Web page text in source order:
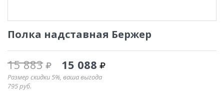
Полка надставная Бержер
15 883 15 088
Размер скидки 5%, ваша выгода
795руб.